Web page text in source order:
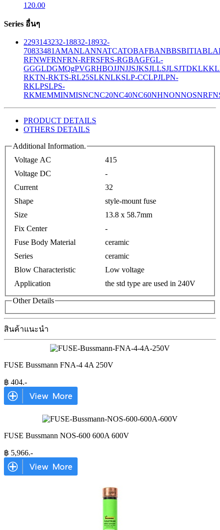
120.00
Series อื่นๆ
2293143232-18832-18932-
70833481 AMANLANNATCATOBAFBANBBSBITIABLA
RFNWFRNFRN-RFRSFRS-RGBAGFGL-
GGGLDGMQgPVGRHBOJJNJJSJKSJLLSJLSJTDKLK
RKTN-RKTS-RL25SLKNLKSLP-CCLPJLPN-
RKLPSLPS-
RKMEMMINMISNCNC20NC40NC60NHNONNOSNRF
PRODUCT DETAILS
OTHERS DETAILS
Additional Information.
Voltage AC
415
Voltage DC
-
Current
32
Shape
style-mount fuse
Size
13.8 x 58.7mm
Fix Center
-
Fuse Body Material
ceramic
Series
ceramic
Blow Characteristic
Low voltage
Application
the std type are used in 240V
Other Details
สินค้าแนะนำ
FUSE Bussmann FNA-4 4A 250V
฿ 404.-
FUSE Bussmann NOS-600 600A 600V
฿ 5,966.-